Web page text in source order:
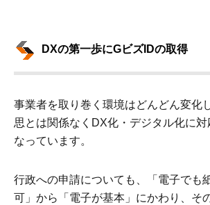
DXの第一歩にGビズIDの取得
事業者を取り巻く環境はどんどん変化
思とは関係なくDX化・デジタル化に対
なっています。
行政への申請についても、「電子でも
可」から「電子が基本」にかわり、そ